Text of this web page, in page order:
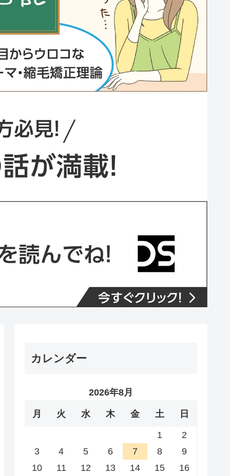
カレンダー
2026年8月
月 火 水 木 金 土 日
1
2
3
4 5 6 7 8
9
10
11 12 13 14 15
16